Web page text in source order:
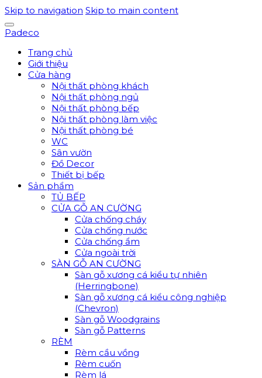
Skip to navigation Skip to main content
Padeco
Trang chủ
Giới thiệu
Cửa hàng
Nội thất phòng khách
Nội thất phòng ngủ
Nội thất phòng bếp
Nội thất phòng làm việc
Nội thất phòng bé
WC
Sân vườn
Đồ Decor
Thiết bị bếp
Sản phẩm
TỦ BẾP
CỬA GỖ AN CƯỜNG
Cửa chống cháy
Cửa chống nước
Cửa chống ẩm
Cửa ngoài trời
SÀN GỖ AN CƯỜNG
Sàn gỗ xương cá kiểu tự nhiên
(Herringbone)
Sàn gỗ xương cá kiểu công nghiệp
(Chevron)
Sàn gỗ Woodgrains
Sàn gỗ Patterns
RÈM
Rèm cầu vồng
Rèm cuốn
Rèm lá